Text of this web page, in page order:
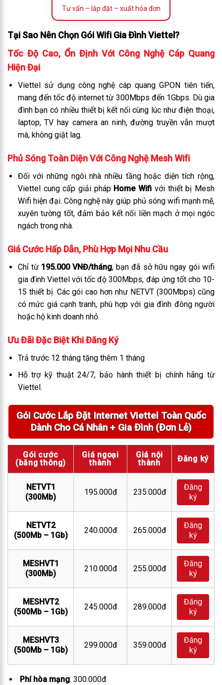
Tư vấn – lắp đặt – xuất hóa đơn
Tại Sao Nên Chọn Gói Wifi Gia Đình Viettel?
Tốc Độ Cao, Ổn Định Với Công Nghệ Cáp Quang
Hiện Đại
Viettel sử dụng công nghệ cáp quang GPON tiên tiến,
mang đến tốc độ internet từ 300Mbps đến 1Gbps. Dù gia
đình bạn có nhiều thiết bị kết nối cùng lúc như điện thoại,
laptop, TV hay camera an ninh, đường truyền vẫn mượt
mà, không giật lag.
Phủ Sóng Toàn Diện Với Công Nghệ Mesh Wifi
Đối với những ngôi nhà nhiều tầng hoặc diện tích rộng,
Viettel cung cấp giải pháp Home Wifi với thiết bị Mesh
Wifi hiện đại. Công nghệ này giúp phủ sóng wifi mạnh mẽ,
xuyên tường tốt, đảm bảo kết nối liền mạch ở mọi ngóc
ngách trong nhà.
Giá Cước Hấp Dẫn, Phù Hợp Mọi Nhu Cầu
Chỉ từ 195.000 VNĐ/tháng, bạn đã sở hữu ngay gói wifi
gia đình Viettel với tốc độ 300Mbps, đáp ứng tốt cho 10-
15 thiết bị. Các gói cao hơn như NETVT (300Mbps) cũng
có mức giá cạnh tranh, phù hợp với gia đình đông người
hoặc hộ kinh doanh nhỏ.
Ưu Đãi Đặc Biệt Khi Đăng Ký
Trả trước 12 tháng tặng thêm 1 tháng
Hỗ trợ kỹ thuật 24/7, bảo hành thiết bị chính hãng từ
Viettel.
Gói Cước Lắp Đặt Internet Viettel Toàn Quốc
Dành Cho Cá Nhân + Gia Đình (Đơn Lẻ)
Gói cước
(băng thông)
Giá ngoại
thành
Giá nội
thành
Đăng ký
NETVT1
(300Mb)
195.000đ 235.000đ
Đăng
ký
NETVT2
(500Mb – 1Gb)
240.000đ 265.000đ
Đăng
ký
MESHVT1
(300Mb)
210.000đ 255.000đ
Đăng
ký
MESHVT2
(500Mb – 1Gb)
245.000đ 289.000đ
Đăng
ký
MESHVT3
(500Mb – 1Gb)
299.000đ 359.000đ
Đăng
ký
Phí hòa mạng: 300.000đ